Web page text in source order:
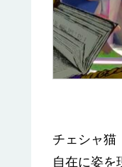
チェシャ猫
自在に姿を